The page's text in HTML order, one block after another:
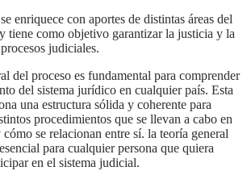
tiene como objetivo garantizar la justicia y la
judiciales.
del sistema jurídico en cualquier país. Esta
una estructura sólida y coherente para
procedimientos que se llevan a cabo en
se relacionan entre sí. la teoría general
para cualquier persona que quiera
en el sistema judicial.